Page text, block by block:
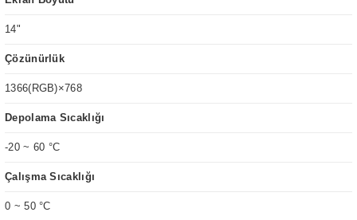
14"
Çözünürlük
1366(RGB)×768
Depolama Sıcaklığı
-20 ~ 60 °C
Çalışma Sıcaklığı
0 ~ 50 °C